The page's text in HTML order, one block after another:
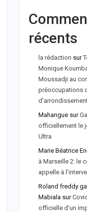
récents
la rédaction sur
Monique
Moussadji au
préoccupations
Mahanguesur
officiellement le
Ultra
Marie Béatrice
à Marseille 2: le
appelle à
Roland freddy
Mabialasur
officielle d'un